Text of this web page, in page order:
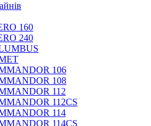
160
240
106
108
112
112CS
114
114CS